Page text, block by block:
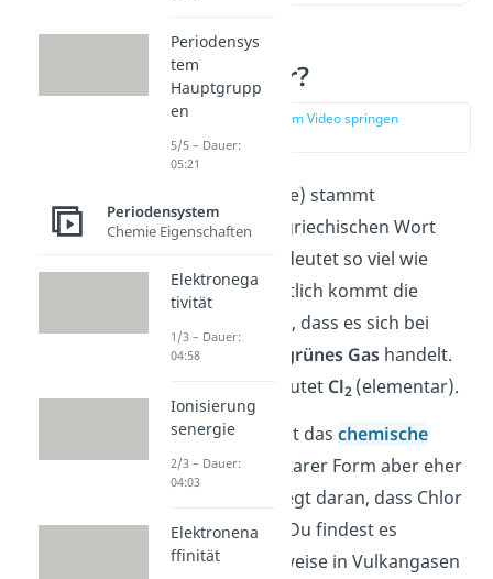
Was ist Chlor?
zur Stelle im Video springen
Chlor (engl. chlorine) stammt
ursprünglich vom griechischen Wort
chlorós ab. Das bedeutet so viel wie
„gelbgrün“. Vermutlich kommt die
Bezeichnung daher, dass es sich bei
Chlor um ein
gelb-grünes Gashandelt.
Die Chlor-Formel lautet Cl2 (elementar).
Auf der Erde kommt das chemische
Elementin elementarer Form aber eher
seltener vor. Das liegt daran, dass Chlor
extremreaktivist. Du findest es
dennoch beispielsweise in Vulkangasen
Periodensys
tem
Hauptgrupp
en
5/5 – Dauer:
05:21
Periodensystem
Chemie Eigenschaften
Elektronega
tivität
1/3 – Dauer:
04:58
Ionisierung
senergie
2/3 – Dauer:
04:03
Elektronena
ffinität